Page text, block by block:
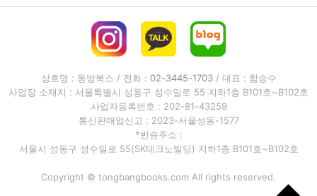
상호명 : 동방북스 / 전화 : 02-3445-1703/ 대표 : 함승수
사업장 소재지 : 서울특별시 성동구 성수일로 55 지하1층 B101호~B102호
사업자등록번호 : 202-81-43259
통신판매업신고 : 2023-서울성동-1577
*반송주소 :
서울시 성동구 성수일로 55(SK테크노빌딩) 지하1층 B101호~B102호
Copyright © tongbangbooks.com All rights reserved.